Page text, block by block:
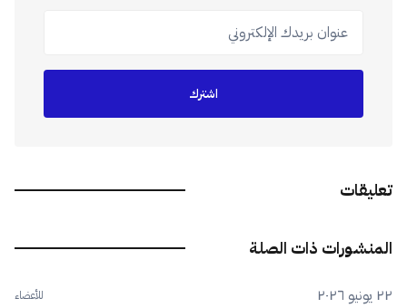
عنوان بريدك الإلكتروني
اشترك
تعليقات
المنشورات ذات الصلة
٢٢ يونيو ٢٠٢٦ للأعضاء